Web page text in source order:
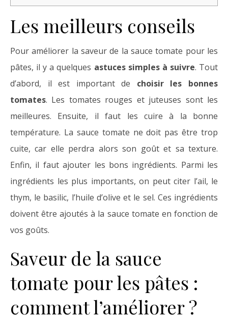
Les meilleurs conseils
Pour améliorer la saveur de la sauce tomate pour les
pâtes, il y a quelques astuces simples à suivre. Tout
d’abord, il est important de choisir les bonnes
tomates. Les tomates rouges et juteuses sont les
meilleures. Ensuite, il faut les cuire à la bonne
température. La sauce tomate ne doit pas être trop
cuite, car elle perdra alors son goût et sa texture.
Enfin, il faut ajouter les bons ingrédients. Parmi les
ingrédients les plus importants, on peut citer l’ail, le
thym, le basilic, l’huile d’olive et le sel. Ces ingrédients
doivent être ajoutés à la sauce tomate en fonction de
vos goûts.
Saveur de la sauce
tomate pour les pâtes :
comment l’améliorer ?